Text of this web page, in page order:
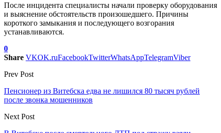
После инцидента специалисты начали проверку оборудования
и выяснение обстоятельств произошедшего. Причины
короткого замыкания и последующего возгорания
устанавливаются.
0
Share VKOK.ruFacebookTwitterWhatsAppTelegramViber
Prev Post
Пенсионер из Витебска едва не лишился 80 тысяч рублей
после звонка мошенников
Next Post